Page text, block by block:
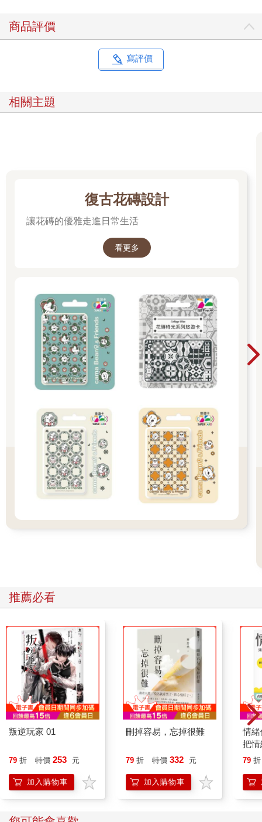
就在這個春節忙碌於《一個人的收藏》後期工作的同時，有機會
優先閱讀到一本期待已久的書稿：好友劉鋼先生撰寫收藏的新著
《時光收藏者：品味中國藝術三百年》。劉鋼是一位低調、有品
味的收藏者。閱讀他的收藏文集，正好與我整理紀錄片時回顧自
想。這種梳理收藏的手法讓我閱讀到比我更優秀的人的思考。這
那是在二○○二年，事過已有十五年了。後來有機會多次與劉先生
值觀都是滿滿收獲。一位專注的人的內心世界是如此豐富與強
大！我感覺到，劉先生與我或其他人最大的不同點，是他看世界
放在家中，這是多麼不同於別人的收藏理念，他透过交叉古今感
悟自己生活的時代。
《時光收藏者》書中也是以這樣的對照方式，通過藏品創作者的
時代與思維，對照著當今的閱讀和資訊收集，昔日與當代相輔相
成：既有不同歲月的時代感，又有清晰的當下感，這真是一本耐
人尋味好看的書。從清末外銷油畫到當代觀念藝術，從大時代事
件（轟炸重慶）到小時代繪畫，從女性裸體像與雄性荷爾蒙到男
娓娓而談，卻因為談的都是藝術，所以處處浪漫！閱讀他的文
章，似乎進入一個剛柔並濟之人的思想裡。在他眼中，藝術既有
理性思考，也有感情衝動，理性經緯分明，情感清晰透徹。
我們常常不容易看到理性者感性的一面，然而劉鋼的書裡最打動
我的，是他對每一件作品透過理性進入感性理解的部分。劉先生
這份感性理解有著比純感性藝術閱讀者更為深刻的特點，這的確
是一種面對藝術最高級與大器的方法。外表上看他是儒雅莊重的
大律師，內心是如此自由，這是我羨慕的。在書中「父與子」的
文章裡就可以清晰感受到，他對於情感面的觸動與理解是如此的
與創作者、與別人最深刻地溝通，這點劉先生完全達到了，而且
遠遠走在我的前面。還記得，十多年前一個下午與他聊起夏星的
作品，他的理解穿透了人只眼見的情慾画面。當時我才明白，在
夏星作品的畫面以外，更多是藝術家的文學閱讀和古今對照。這
種對藝術的解讀跨越了性別、跨越了時代，同時也跨越了固執、
封閉的制度思維。也因為他的影響，我開始收藏夏星先生的作
品。當然，閱讀他的書时发现，有許多我們共同欣賞的藝術家也
分別都在我們的收藏之列，這點讓我沾沾自喜，覺得自己眼光還
不算差。
閱讀別人的收藏實在是一件非常深刻而愉悅的事。我特別喜歡閱
讀一些西方收藏前輩們的專拍圖錄。這些圖錄告訴我，他們面對
那個時代，如何用一生去與藝術親密對話、與藝術共同生活。而
閱讀同一時代一位有思想的收藏者，更是珍貴與不可替代的經
驗！一个人的收藏，他人是无法複製的。但藝術收藏常常會讓我
們更客觀地面對自己的生命，也同時讓自己感覺到「活著，並不
寂寞」。
商品評價
寫評價
相關主題
復古花磚設計
讓花磚的優雅走進日常生活
看更多
推薦必看
叛逆玩家 01
79 折 特價 253 元
加入購物車
刪掉容易，忘掉很難
79 折 特價 332 元
加入購物車
情
把
誰
79 折